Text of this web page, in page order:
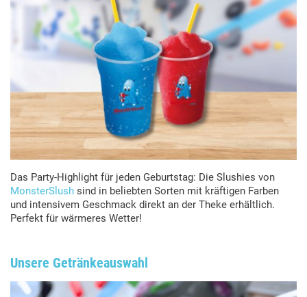
Das Party-Highlight für jeden Geburtstag: Die Slushies von
MonsterSlush sind in beliebten Sorten mit kräftigen Farben
und intensivem Geschmack direkt an der Theke erhältlich.
Perfekt für wärmeres Wetter!
Unsere Getränkeauswahl